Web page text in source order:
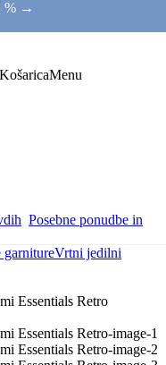
% →
KošaricaMenu
Posebne ponudbe in
garnitureVrtni jedilni